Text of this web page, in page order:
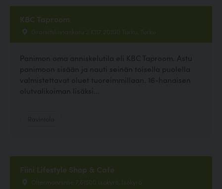
KBC Taproom
Graniittilinnankatu 2 K117 20100 Turku, Turku
Panimon oma anniskelutila eli KBC Taproom. Astu
panimoon sisään ja nauti seinän toisella puolella
valmistettavat oluet tuoreimmillaan. 16-hanaisen
olutvalikoiman lisäksi...
Fiini Lifestyle Shop & Cafe
Oltermannintie 7,61500 Isokyrö, Isokyrö